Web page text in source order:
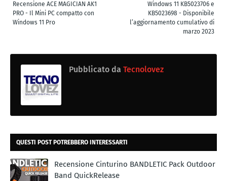
Windows 11 KB5023706 e
KB5023698 - Disponibile
l’aggiornamento cumulativo di
marzo 2023
Recensione ACE MAGICIAN AK1
PRO - Il Mini PC compatto con
Windows 11 Pro
Pubblicato da Tecnolovez
QUESTI POST POTREBBERO INTERESSARTI
Recensione Cinturino BANDLETIC Pack Outdoor
Band QuickRelease